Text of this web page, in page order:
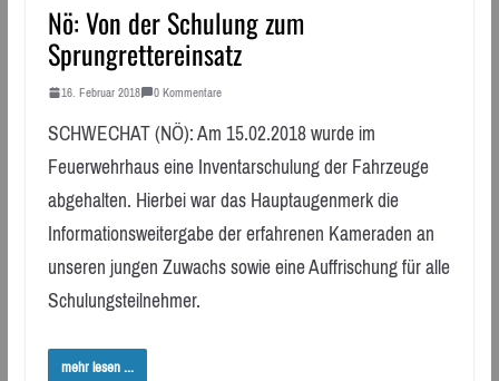
Nö: Von der Schulung zum
Sprungrettereinsatz
16. Februar 2018 0 Kommentare
SCHWECHAT (NÖ): Am 15.02.2018 wurde im
Feuerwehrhaus eine Inventarschulung der Fahrzeuge
abgehalten. Hierbei war das Hauptaugenmerk die
Informationsweitergabe der erfahrenen Kameraden an
unseren jungen Zuwachs sowie eine Auffrischung für alle
Schulungsteilnehmer.
mehr lesen ...